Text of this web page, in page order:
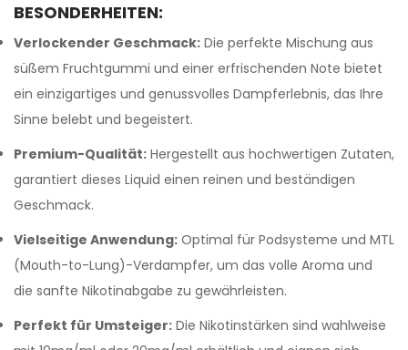
BESONDERHEITEN:
Verlockender Geschmack: Die perfekte Mischung aus
süßem Fruchtgummi und einer erfrischenden Note bietet
ein einzigartiges und genussvolles Dampferlebnis, das Ihre
Sinne belebt und begeistert.
Premium-Qualität: Hergestellt aus hochwertigen Zutaten,
garantiert dieses Liquid einen reinen und beständigen
Geschmack.
Vielseitige Anwendung: Optimal für Podsysteme und MTL
(Mouth-to-Lung)-Verdampfer, um das volle Aroma und
die sanfte Nikotinabgabe zu gewährleisten.
Perfekt für Umsteiger: Die Nikotinstärken sind wahlweise